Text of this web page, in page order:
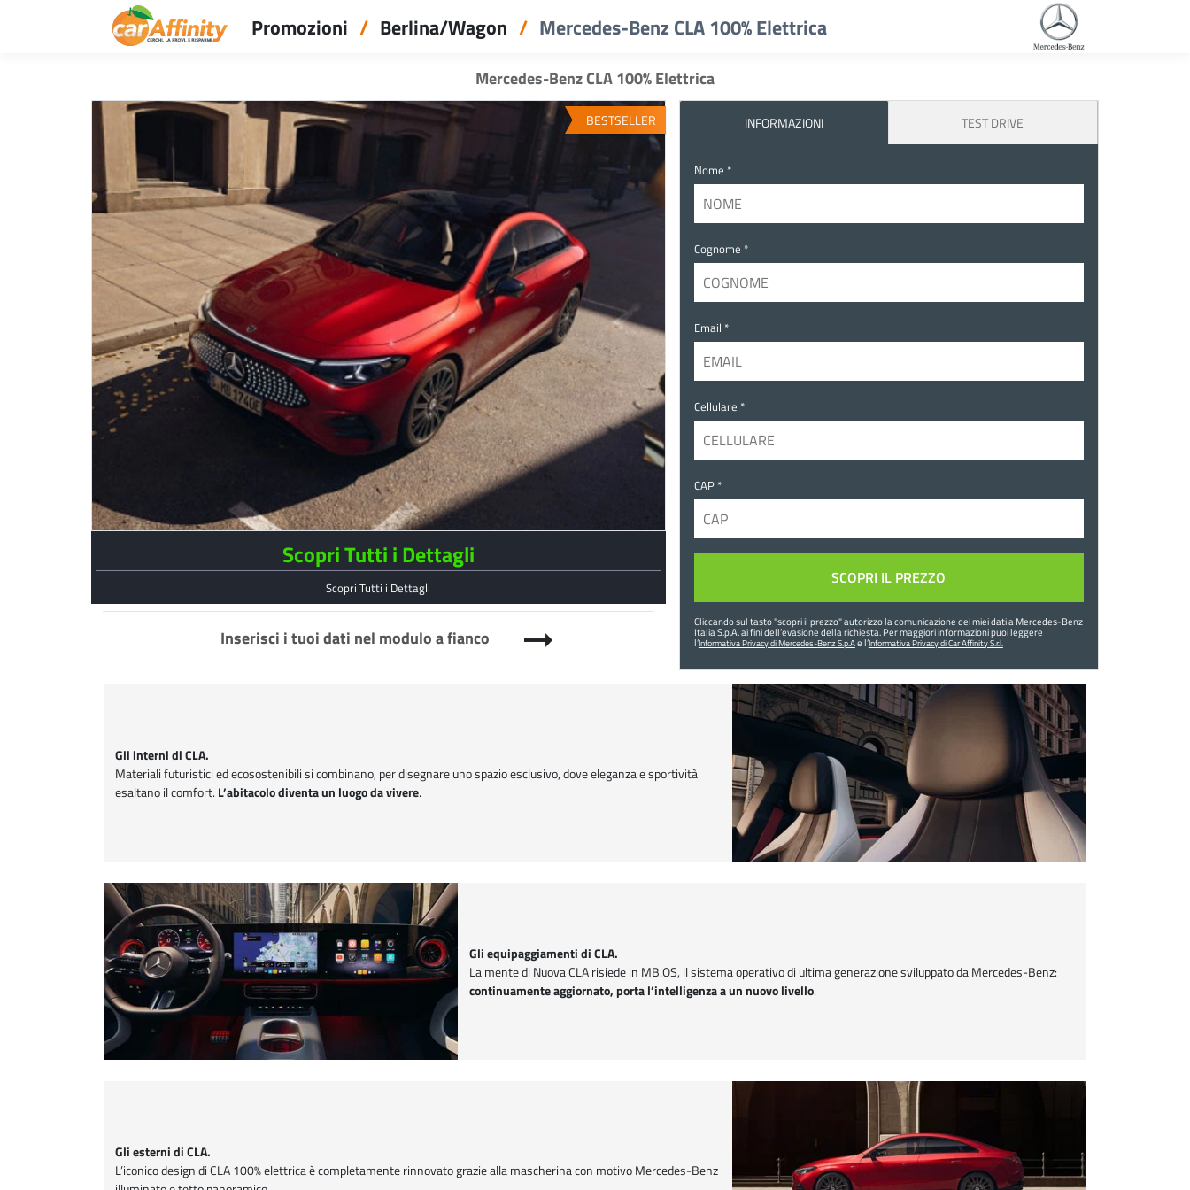
Promozioni Berlina/Wagon Mercedes-Benz CLA 100% Elettrica
Mercedes-Benz CLA 100% Elettrica
BESTSELLER
Scopri Tutti i Dettagli
Scopri Tutti i Dettagli
Inserisci i tuoi dati nel modulo a fianco arrow_right_alt
INFORMAZIONI TEST DRIVE
Nome *
Cognome *
Email *
Cellulare *
CAP *
Cliccando sul tasto "scopri il prezzo" autorizzo la comunicazione dei miei dati a Mercedes-Benz
Italia S.p.A. ai fini dell’evasione della richiesta. Per maggiori informazioni puoi leggere
l’Informativa Privacy di Mercedes-Benz S.p.Ae l’Informativa Privacy di Car Affinity S.r.l.
Gli interni di CLA.
Materiali futuristici ed ecosostenibili si combinano, per disegnare uno spazio esclusivo, dove eleganza e sportività
esaltano il comfort. L’abitacolo diventa un luogo da vivere.
Gli equipaggiamenti di CLA.
La mente di Nuova CLA risiede in MB.OS, il sistema operativo di ultima generazione sviluppato da Mercedes‑Benz:
continuamente aggiornato, porta l’intelligenza a un nuovo livello.
Gli esterni di CLA.
L’iconico design di CLA 100% elettrica è completamente rinnovato grazie alla mascherina con motivo Mercedes-Benz